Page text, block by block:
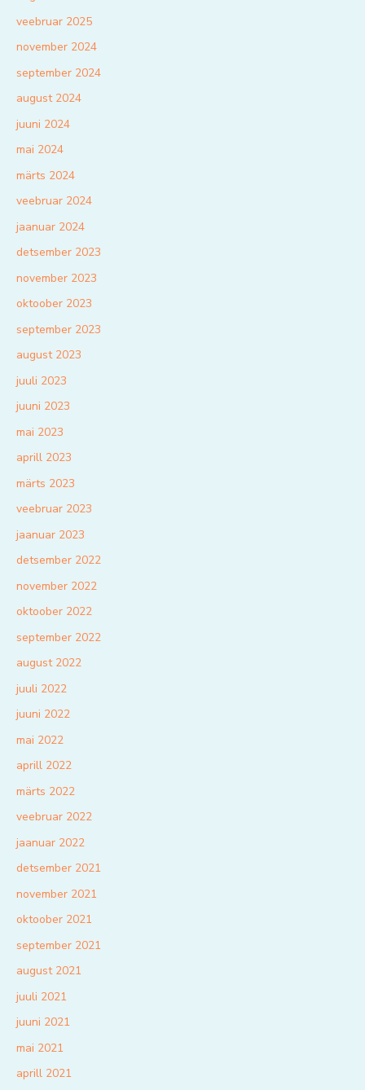
veebruar 2025
november 2024
september 2024
august 2024
juuni 2024
mai 2024
märts 2024
veebruar 2024
jaanuar 2024
detsember 2023
november 2023
oktoober 2023
september 2023
august 2023
juuli 2023
juuni 2023
mai 2023
aprill 2023
märts 2023
veebruar 2023
jaanuar 2023
detsember 2022
november 2022
oktoober 2022
september 2022
august 2022
juuli 2022
juuni 2022
mai 2022
aprill 2022
märts 2022
veebruar 2022
jaanuar 2022
detsember 2021
november 2021
oktoober 2021
september 2021
august 2021
juuli 2021
juuni 2021
mai 2021
aprill 2021